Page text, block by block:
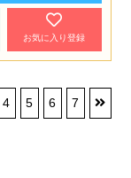
お気に入り登録
4 5 6 7